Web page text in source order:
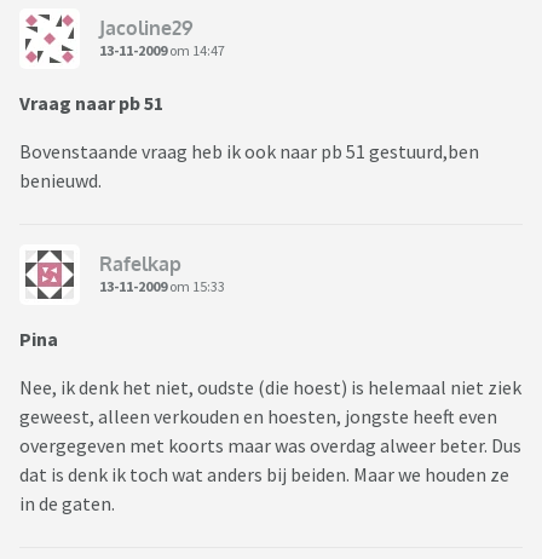
Jacoline29
13-11-2009om 14:47
Vraag naar pb 51
Bovenstaande vraag heb ik ook naar pb 51 gestuurd,ben
benieuwd.
Rafelkap
13-11-2009om 15:33
Pina
Nee, ik denk het niet, oudste (die hoest) is helemaal niet ziek
geweest, alleen verkouden en hoesten, jongste heeft even
overgegeven met koorts maar was overdag alweer beter. Dus
dat is denk ik toch wat anders bij beiden. Maar we houden ze
in de gaten.